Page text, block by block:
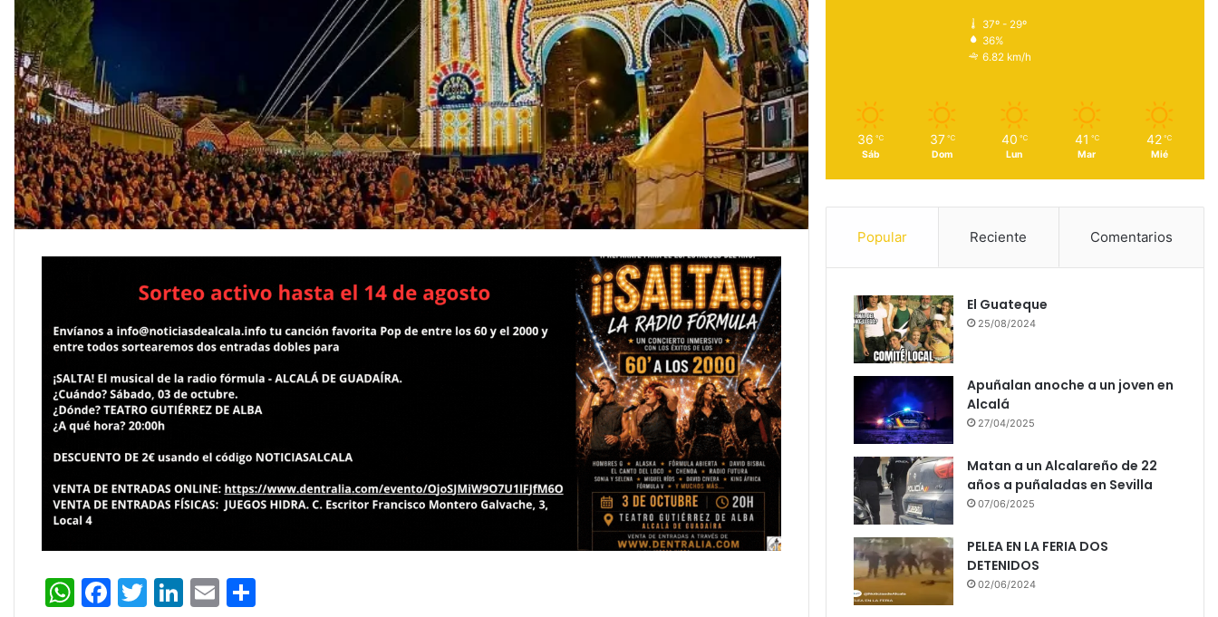
W F
T
Li E
37º - 29º
36%
6.82 km/h
36 ℃
Sáb
37 ℃
Dom
40 ℃
Lun
41 ℃
Mar
42 ℃
Mié
Popular Reciente Comentarios
El Guateque
25/08/2024
Apuñalan anoche a un joven en
Alcalá
27/04/2025
Matan a un Alcalareño de 22
años a puñaladas en Sevilla
07/06/2025
PELEA EN LA FERIA DOS
DETENIDOS
02/06/2024